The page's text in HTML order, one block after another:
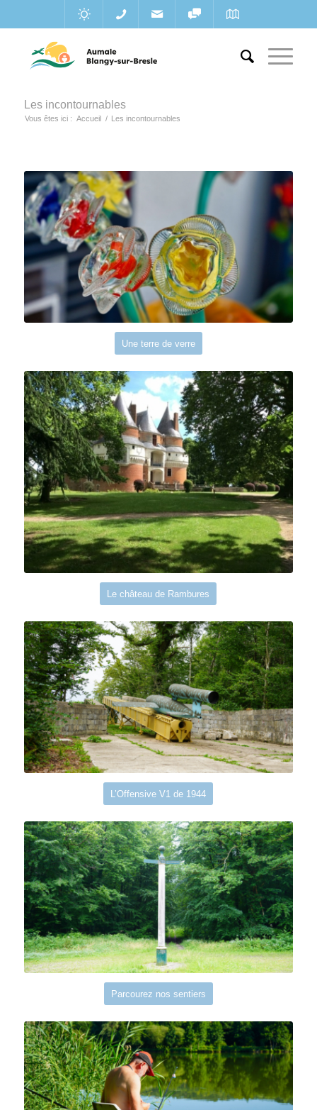
Les incontournables
Vous êtes ici : Accueil / Les incontournables
Une terre de verre
Le château de Rambures
L’Offensive V1 de 1944
Parcourez nos sentiers